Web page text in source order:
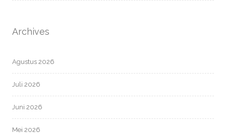
Archives
Agustus 2026
Juli 2026
Juni 2026
Mei 2026